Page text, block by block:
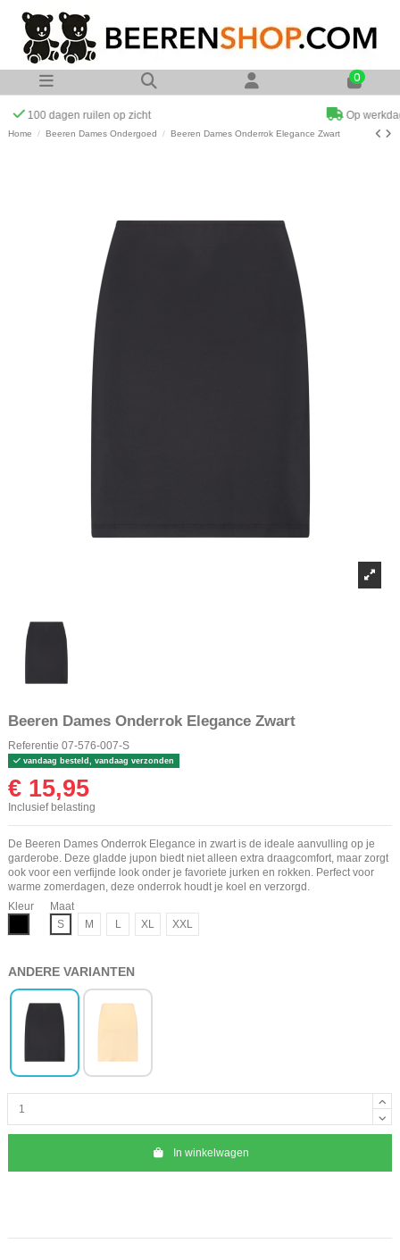
0
Op werkdagen voor 23:00 uur besteld zelfde dag verzonden
Home Beeren Dames Ondergoed Beeren Dames Onderrok Elegance Zwart
Beeren Dames Onderrok Elegance Zwart
Referentie 07-576-007-S
vandaag besteld, vandaag verzonden
€ 15,95
Inclusief belasting
De Beeren Dames Onderrok Elegance in zwart is de ideale aanvulling op je
garderobe. Deze gladde jupon biedt niet alleen extra draagcomfort, maar zorgt
ook voor een verfijnde look onder je favoriete jurken en rokken. Perfect voor
warme zomerdagen, deze onderrok houdt je koel en verzorgd.
Kleur
Maat
S
M L XL XXL
ANDERE VARIANTEN
In winkelwagen